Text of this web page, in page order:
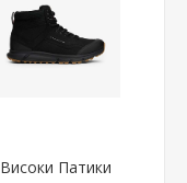
Високи Патики